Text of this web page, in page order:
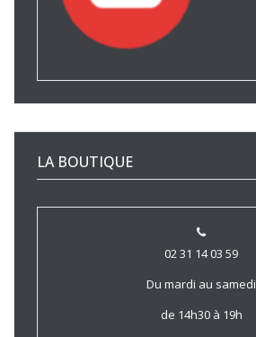
LA BOUTIQUE
02 31 14 03 59
Du mardi au samedi
de 14h30 à 19h